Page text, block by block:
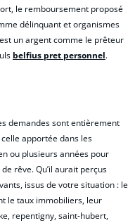
le remboursement proposé
délinquant et organismes
un argent comme le prêteur
belfius pret personnel.
demandes sont entièrement
apportée dans les
ou plusieurs années pour
rêve. Qu’il aurait perçus
issus de votre situation : le
le taux immobiliers, leur
repentigny, saint-hubert,